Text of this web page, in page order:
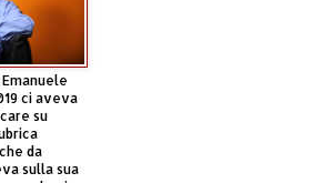
ci aveva
su
da
sulla sua